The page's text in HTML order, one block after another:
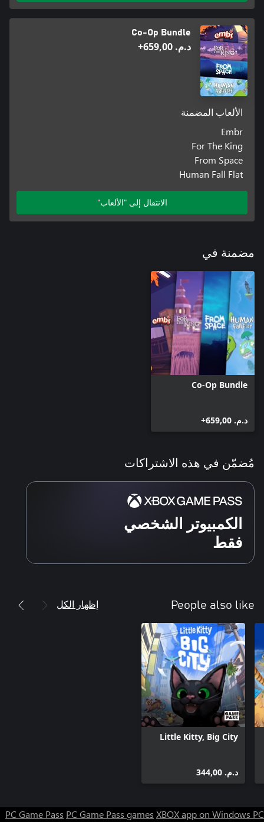
Co-Op Bundle
د.م.‏ 659,00+
الألعاب المضمنة
Embr
For The King
From Space
Human Fall Flat
الانتقال إلى "الألعاب"
مضمنة في
Co-Op Bundle
د.م.‏ 659,00+
مُضمّن في هذه الاشتراكات
الكمبيوتر الشخصي
فقط
People also like إظهار الكل
Little Kitty, Big City
د.م.‏ 344,00
PC Game Pass PC Game Pass games XBOX app on Windows PC